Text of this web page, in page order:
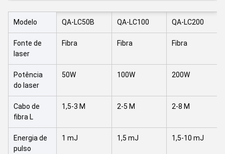
Modelo QA-LC50B QA-LC100 QA-LC200
Fonte de
laser
Fibra Fibra Fibra
Potência
do laser
50W 100W 200W
Cabo de
fibra L
1,5-3 M 2-5 M 2-8 M
Energia de
pulso
1 mJ 1,5 mJ 1,5-10 mJ